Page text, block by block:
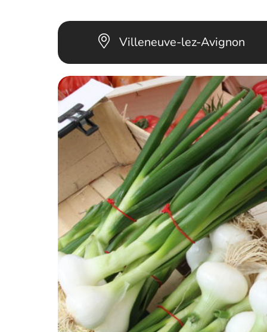
Villeneuve-lez-Avignon